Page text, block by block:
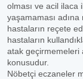
olması ve acil ilaca
yaşamaması
hastaların reçete
hastaların
atak geçirmemeleri
konusudur.
Nöbetçi eczaneler